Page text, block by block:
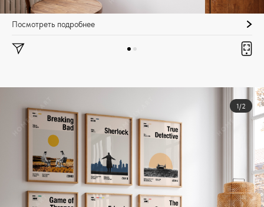
Посмотреть подробнее
1/2